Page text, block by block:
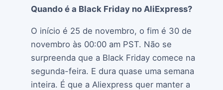
Quando é a Black Friday no AliExpress?
O início é 25 de novembro, o fim é 30 de
novembro às 00:00 am PST. Não se
surpreenda que a Black Friday comece na
segunda-feira. E dura quase uma semana
inteira. É que a Aliexpress quer manter a